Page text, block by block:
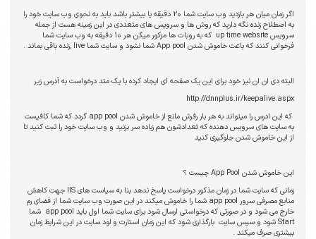
اگر زمان میان هر بازدید وب سایت شما 20 دقیقه یا بیشتر باشد باید به نحوی وب سایت خود را
به اصطلاح زنده نگه دارید که روش ها و سرویس های متعددی در این زمینه هست از جمله
سرویس up time website که به روبات ها مزکور میگن هر 10 دقیقه به وب سایت شما
فرخوانی کنند که باعث خاموش شدن App pool شما نشود و سایت شما live ,زنده باقی بماند .
البته دی ان ان نیز خود برای این یک صفحه ای ایجاد کرده با یک متد درخواست به آدرس زیر
http://dnnplus.ir/keepalive.aspx
که این ادرس را میتواند به هر بار رفرش مانع از خاموش شدن app pool گردد که شما کافیست
به سایت های سرویس دهنده که تعدادشون هم زیاده سر بزنید و وب سایت خود را ثبت کنید تا
از این خاموش شدن جلوگیری کنید
این خاموش شدن App Pool چیست ؟
زمانی که سایت شما در زمان مذکور درخواست پاسخ ندهد بنا به سیاست های IIS جهت کاهش
منابع مصرفی سرور app pool شما را خاموش میکند در این صورت وب سایت شما از فضای رم
خارج می شود و در صورتی که درخواستی ارسال شود برای سایت شما اول باید app pool شما
Start شود و سپس سایت بارگذاری شود که این زمان استارت و لود سایت در این شرایط زمان
بیشتری صرف میکند .